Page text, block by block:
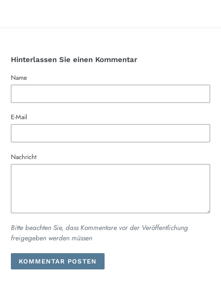
Hinterlassen Sie einen Kommentar
Name
E-Mail
Nachricht
Bitte beachten Sie, dass Kommentare vor der Veröffentlichung
freigegeben werden müssen